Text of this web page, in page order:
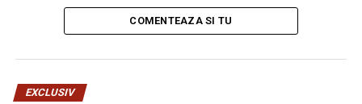
COMENTEAZA SI TU
EXCLUSIV